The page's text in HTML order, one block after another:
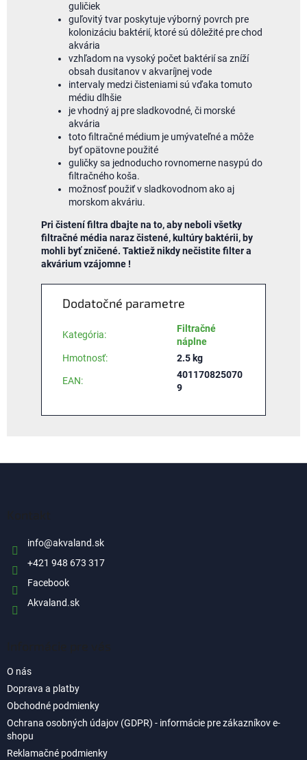
guličiek
guľovitý tvar poskytuje výborný povrch pre
kolonizáciu baktérií, ktoré sú dôležité pre chod
akvária
vzhľadom na vysoký počet baktérií sa zníží
obsah dusitanov v akvaríjnej vode
intervaly medzi čisteniami sú vďaka tomuto
médiu dlhšie
je vhodný aj pre sladkovodné, či morské
akvária
toto filtračné médium je umývateľné a môže
byť opätovne použité
guličky sa jednoducho rovnomerne nasypú do
filtračného koša.
možnosť použiť v sladkovodnom ako aj
morskom akváriu.
Pri čistení filtra dbajte na to, aby neboli všetky
filtračné média naraz čistené, kultúry baktérii, by
mohli byť zničené. Taktiež nikdy nečistite filter a
akvárium vzájomne !
Dodatočné parametre
Kategória:
Filtračné
náplne
Hmotnosť: 2.5 kg
EAN:
401170825070
9
info@akvaland.sk
+421 948 673 317
Facebook
Akvaland.sk
O nás
Doprava a platby
Obchodné podmienky
Ochrana osobných údajov (GDPR) - informácie pre zákazníkov e-
shopu
Reklamačné podmienky